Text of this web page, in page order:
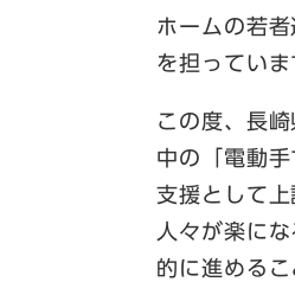
ホームの若
を担っていま
この度、長
中の「電動
支援として
人々が楽に
的に進めるこ